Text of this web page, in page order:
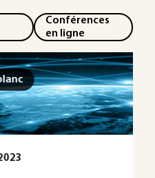
Conférences
en ligne